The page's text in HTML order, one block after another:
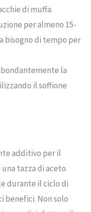
di muffa.
per almeno 15-
bisogno di tempo per
la
il soffione
additivo per il
tazza di aceto
durante il ciclo di
benefici. Non solo